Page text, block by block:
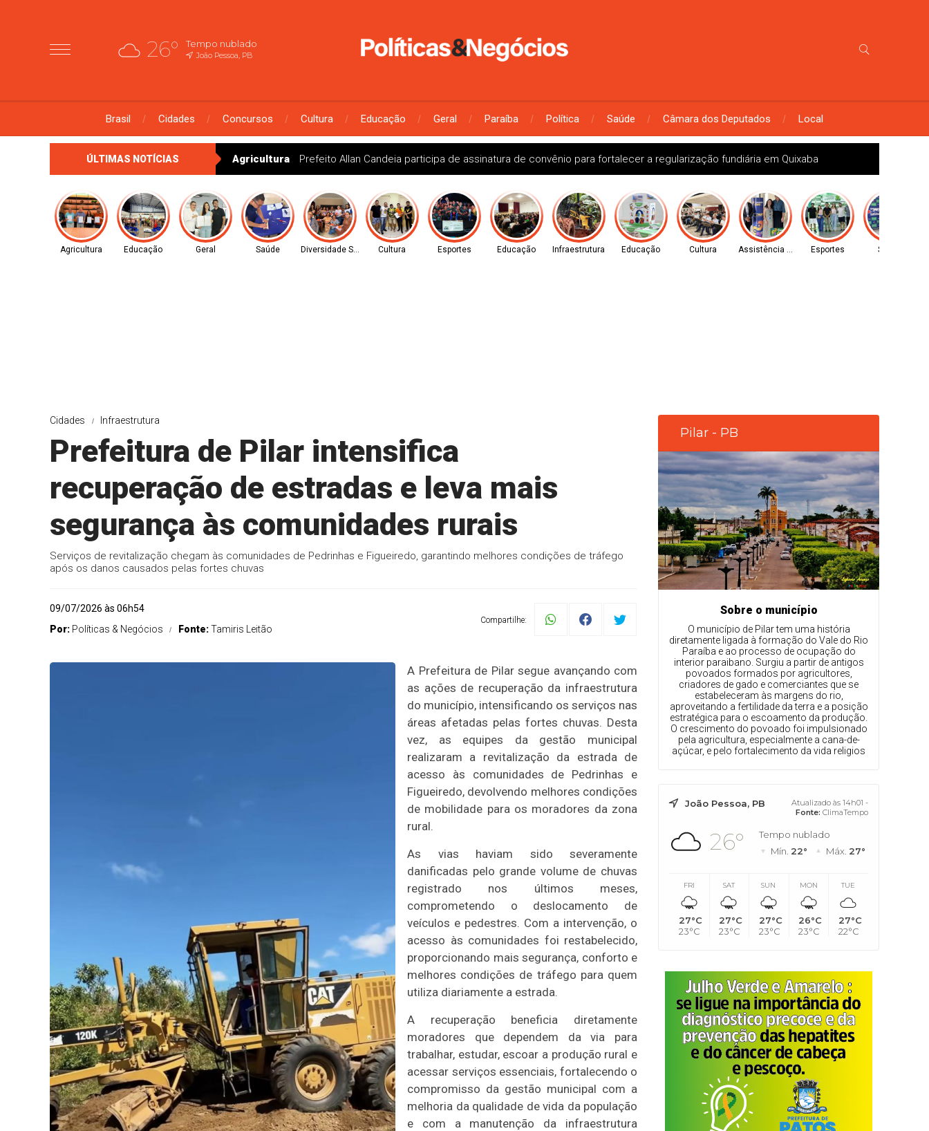
26° Tempo nublado
João Pessoa, PB
Brasil Cidades Concursos Cultura Educação Geral Paraíba Política Saúde Câmara dos Deputados Local
ÚLTIMAS NOTÍCIAS Agricultura Prefeito Allan Candeia participa de assinatura de convênio para fortalecer a regularização fundiária em Quixaba
Agricultura Educação Geral Saúde Diversidade Social Cultura Esportes Educação Infraestrutura Educação Cultura Assistência Social Esportes Saúde
Cidades Infraestrutura
Prefeitura de Pilar intensifica
recuperação de estradas e leva mais
segurança às comunidades rurais
Serviços de revitalização chegam às comunidades de Pedrinhas e Figueiredo, garantindo melhores condições de tráfego
após os danos causados pelas fortes chuvas
09/07/2026 às 06h54
Por: Políticas & Negócios Fonte:Tamiris Leitão
Compartilhe:
A Prefeitura de Pilar segue avançando com
as ações de recuperação da infraestrutura
do município, intensificando os serviços nas
áreas afetadas pelas fortes chuvas. Desta
vez, as equipes da gestão municipal
realizaram a revitalização da estrada de
acesso às comunidades de Pedrinhas e
Figueiredo, devolvendo melhores condições
de mobilidade para os moradores da zona
rural.
As vias haviam sido severamente
danificadas pelo grande volume de chuvas
registrado nos últimos meses,
comprometendo o deslocamento de
veículos e pedestres. Com a intervenção, o
acesso às comunidades foi restabelecido,
proporcionando mais segurança, conforto e
melhores condições de tráfego para quem
utiliza diariamente a estrada.
A recuperação beneficia diretamente
moradores que dependem da via para
trabalhar, estudar, escoar a produção rural e
acessar serviços essenciais, fortalecendo o
compromisso da gestão municipal com a
melhoria da qualidade de vida da população
e com a manutenção da infraestrutura
Pilar - PB
Sobre o município
O município de Pilar tem uma história
diretamente ligada à formação do Vale do Rio
Paraíba e ao processo de ocupação do
interior paraibano. Surgiu a partir de antigos
povoados formados por agricultores,
criadores de gado e comerciantes que se
estabeleceram às margens do rio,
aproveitando a fertilidade da terra e a posição
estratégica para o escoamento da produção.
O crescimento do povoado foi impulsionado
pela agricultura, especialmente a cana-de-
açúcar, e pelo fortalecimento da vida religios
João Pessoa, PB
Atualizado às 14h01 -
Fonte: ClimaTempo
26°
Tempo nublado
Mín. 22° Máx. 27°
FRI
27°C
23°C
SAT
27°C
23°C
SUN
27°C
23°C
MON
26°C
23°C
TUE
27°C
22°C